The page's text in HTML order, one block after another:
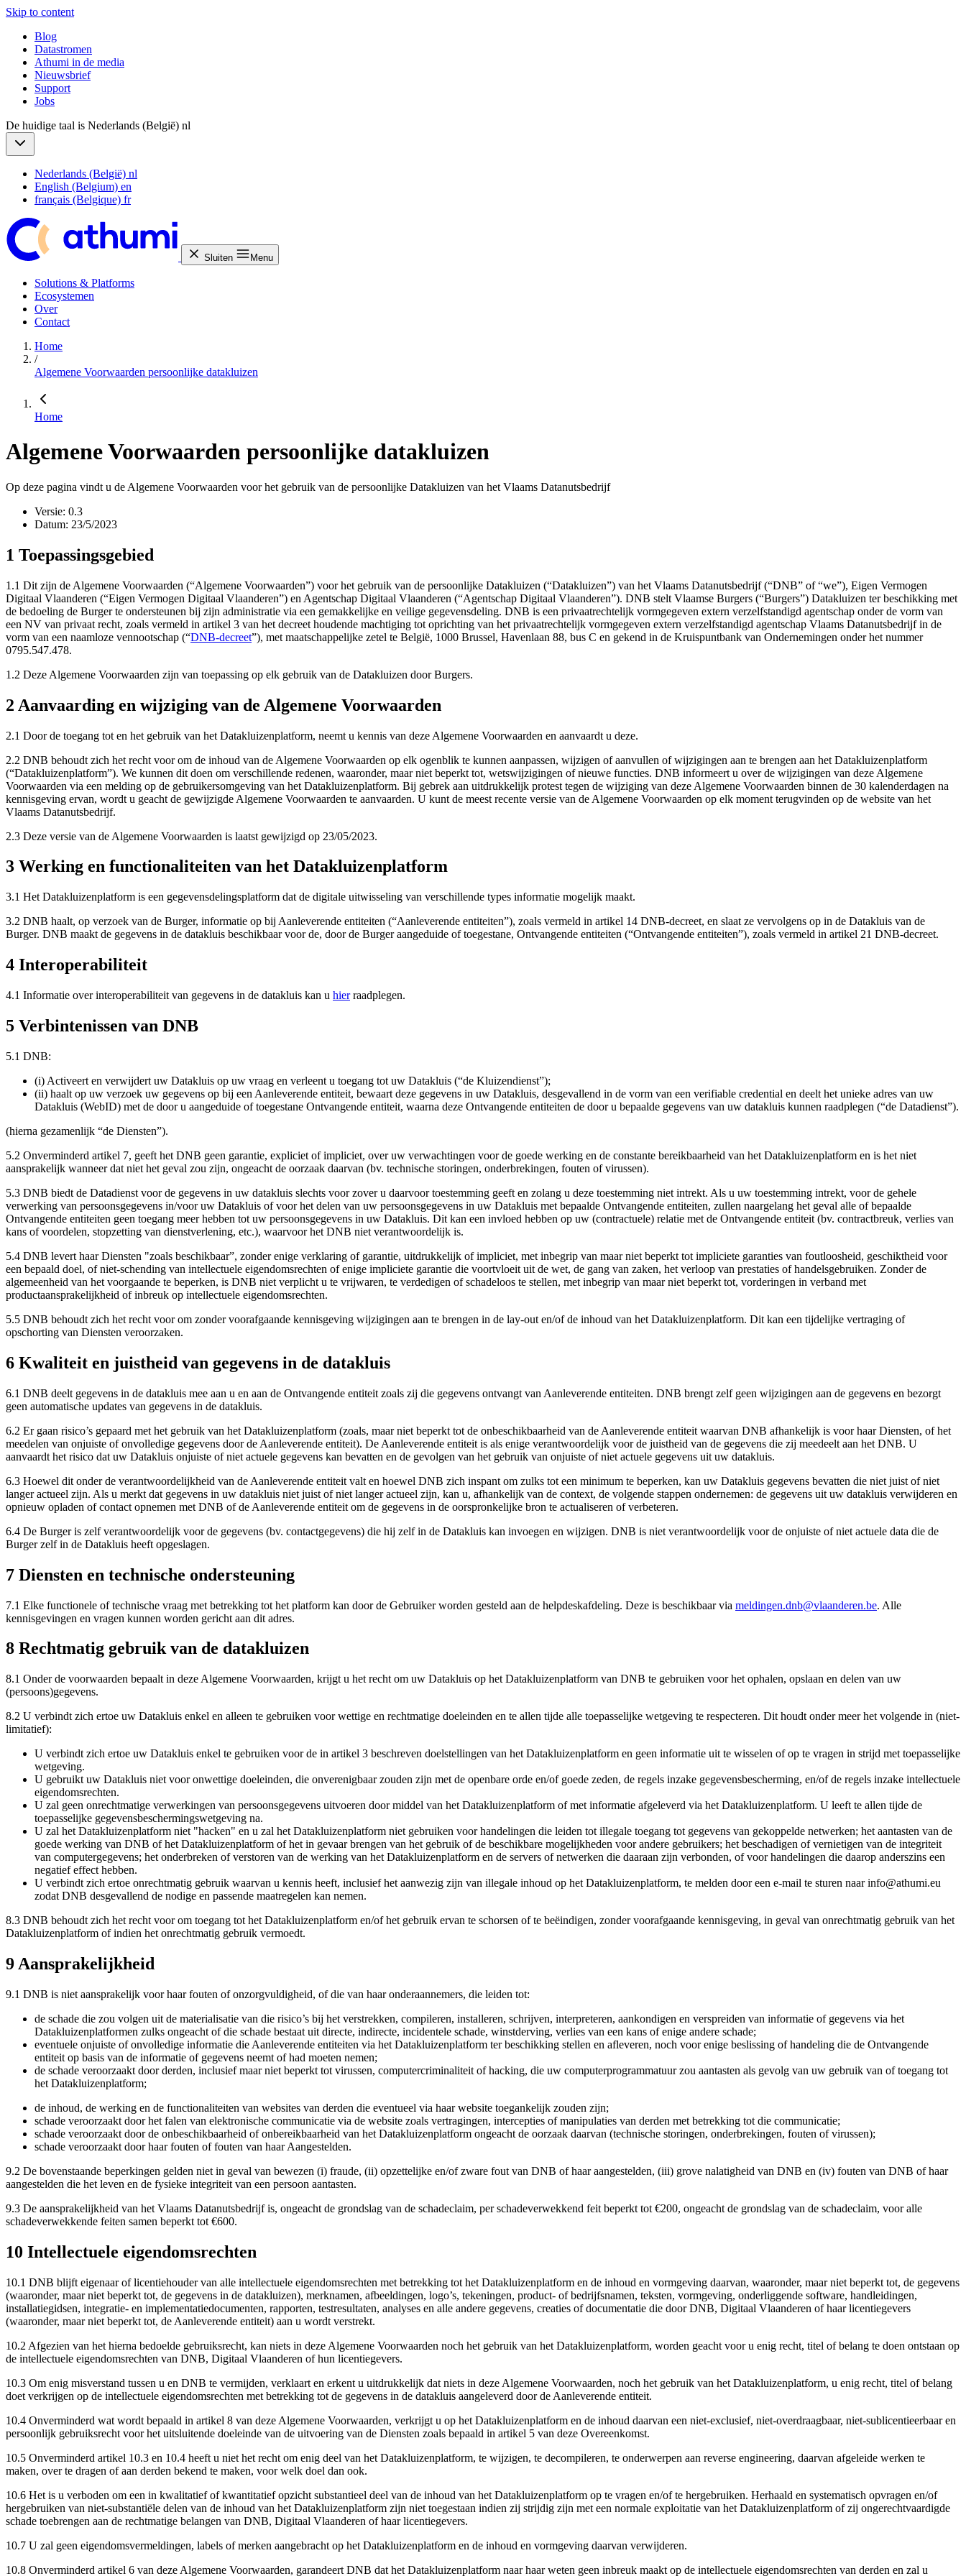
Skip to content
Blog
Datastromen
Athumi in de media
Nieuwsbrief
Support
Jobs
De huidige taal is Nederlands (België) nl
Nederlands (België) nl
English (Belgium) en
français (Belgique) fr
Sluiten Menu
Solutions & Platforms
Ecosystemen
Over
Contact
Home
/
Algemene Voorwaarden persoonlijke datakluizen
Home
Algemene Voorwaarden persoonlijke datakluizen
Op deze pagina vindt u de Algemene Voorwaarden voor het gebruik van de persoonlijke Datakluizen van het Vlaams Datanutsbedrijf
Versie: 0.3
Datum: 23/5/2023
1 Toepassingsgebied
1.1 Dit zijn de Algemene Voorwaarden (“Algemene Voorwaarden”) voor het gebruik van de persoonlijke Datakluizen (“Datakluizen”) van het Vlaams Datanutsbedrijf (“DNB” of “we”), Eigen Vermogen
Digitaal Vlaanderen (“Eigen Vermogen Digitaal Vlaanderen”) en Agentschap Digitaal Vlaanderen (“Agentschap Digitaal Vlaanderen”). DNB stelt Vlaamse Burgers (“Burgers”) Datakluizen ter beschikking met
de bedoeling de Burger te ondersteunen bij zijn administratie via een gemakkelijke en veilige gegevensdeling. DNB is een privaatrechtelijk vormgegeven extern verzelfstandigd agentschap onder de vorm van
een NV van privaat recht, zoals vermeld in artikel 3 van het decreet houdende machtiging tot oprichting van het privaatrechtelijk vormgegeven extern verzelfstandigd agentschap Vlaams Datanutsbedrijf in de
vorm van een naamloze vennootschap (“DNB-decreet”), met maatschappelijke zetel te België, 1000 Brussel, Havenlaan 88, bus C en gekend in de Kruispuntbank van Ondernemingen onder het nummer
0795.547.478.
1.2 Deze Algemene Voorwaarden zijn van toepassing op elk gebruik van de Datakluizen door Burgers.
2 Aanvaarding en wijziging van de Algemene Voorwaarden
2.1 Door de toegang tot en het gebruik van het Datakluizenplatform, neemt u kennis van deze Algemene Voorwaarden en aanvaardt u deze.
2.2 DNB behoudt zich het recht voor om de inhoud van de Algemene Voorwaarden op elk ogenblik te kunnen aanpassen, wijzigen of aanvullen of wijzigingen aan te brengen aan het Datakluizenplatform
(“Datakluizenplatform”). We kunnen dit doen om verschillende redenen, waaronder, maar niet beperkt tot, wetswijzigingen of nieuwe functies. DNB informeert u over de wijzigingen van deze Algemene
Voorwaarden via een melding op de gebruikersomgeving van het Datakluizenplatform. Bij gebrek aan uitdrukkelijk protest tegen de wijziging van deze Algemene Voorwaarden binnen de 30 kalenderdagen na
kennisgeving ervan, wordt u geacht de gewijzigde Algemene Voorwaarden te aanvaarden. U kunt de meest recente versie van de Algemene Voorwaarden op elk moment terugvinden op de website van het
Vlaams Datanutsbedrijf.
2.3 Deze versie van de Algemene Voorwaarden is laatst gewijzigd op 23/05/2023.
3 Werking en functionaliteiten van het Datakluizenplatform
3.1 Het Datakluizenplatform is een gegevensdelingsplatform dat de digitale uitwisseling van verschillende types informatie mogelijk maakt.
3.2 DNB haalt, op verzoek van de Burger, informatie op bij Aanleverende entiteiten (“Aanleverende entiteiten”), zoals vermeld in artikel 14 DNB-decreet, en slaat ze vervolgens op in de Datakluis van de
Burger. DNB maakt de gegevens in de datakluis beschikbaar voor de, door de Burger aangeduide of toegestane, Ontvangende entiteiten (“Ontvangende entiteiten”), zoals vermeld in artikel 21 DNB-decreet.
4 Interoperabiliteit
4.1 Informatie over interoperabiliteit van gegevens in de datakluis kan u hierraadplegen.
5 Verbintenissen van DNB
5.1 DNB:
(i) Activeert en verwijdert uw Datakluis op uw vraag en verleent u toegang tot uw Datakluis (“de Kluizendienst”);
(ii) haalt op uw verzoek uw gegevens op bij een Aanleverende entiteit, bewaart deze gegevens in uw Datakluis, desgevallend in de vorm van een verifiable credential en deelt het unieke adres van uw
Datakluis (WebID) met de door u aangeduide of toegestane Ontvangende entiteit, waarna deze Ontvangende entiteiten de door u bepaalde gegevens van uw datakluis kunnen raadplegen (“de Datadienst”).
(hierna gezamenlijk “de Diensten”).
5.2 Onverminderd artikel 7, geeft het DNB geen garantie, expliciet of impliciet, over uw verwachtingen voor de goede werking en de constante bereikbaarheid van het Datakluizenplatform en is het niet
aansprakelijk wanneer dat niet het geval zou zijn, ongeacht de oorzaak daarvan (bv. technische storingen, onderbrekingen, fouten of virussen).
5.3 DNB biedt de Datadienst voor de gegevens in uw datakluis slechts voor zover u daarvoor toestemming geeft en zolang u deze toestemming niet intrekt. Als u uw toestemming intrekt, voor de gehele
verwerking van persoonsgegevens in/voor uw Datakluis of voor het delen van uw persoonsgegevens in uw Datakluis met bepaalde Ontvangende entiteiten, zullen naargelang het geval alle of bepaalde
Ontvangende entiteiten geen toegang meer hebben tot uw persoonsgegevens in uw Datakluis. Dit kan een invloed hebben op uw (contractuele) relatie met de Ontvangende entiteit (bv. contractbreuk, verlies van
kans of voordelen, stopzetting van dienstverlening, etc.), waarvoor het DNB niet verantwoordelijk is.
5.4 DNB levert haar Diensten "zoals beschikbaar”, zonder enige verklaring of garantie, uitdrukkelijk of impliciet, met inbegrip van maar niet beperkt tot impliciete garanties van foutloosheid, geschiktheid voor
een bepaald doel, of niet-schending van intellectuele eigendomsrechten of enige impliciete garantie die voortvloeit uit de wet, de gang van zaken, het verloop van prestaties of handelsgebruiken. Zonder de
algemeenheid van het voorgaande te beperken, is DNB niet verplicht u te vrijwaren, te verdedigen of schadeloos te stellen, met inbegrip van maar niet beperkt tot, vorderingen in verband met
productaansprakelijkheid of inbreuk op intellectuele eigendomsrechten.
5.5 DNB behoudt zich het recht voor om zonder voorafgaande kennisgeving wijzigingen aan te brengen in de lay-out en/of de inhoud van het Datakluizenplatform. Dit kan een tijdelijke vertraging of
opschorting van Diensten veroorzaken.
6 Kwaliteit en juistheid van gegevens in de datakluis
6.1 DNB deelt gegevens in de datakluis mee aan u en aan de Ontvangende entiteit zoals zij die gegevens ontvangt van Aanleverende entiteiten. DNB brengt zelf geen wijzigingen aan de gegevens en bezorgt
geen automatische updates van gegevens in de datakluis.
6.2 Er gaan risico’s gepaard met het gebruik van het Datakluizenplatform (zoals, maar niet beperkt tot de onbeschikbaarheid van de Aanleverende entiteit waarvan DNB afhankelijk is voor haar Diensten, of het
meedelen van onjuiste of onvolledige gegevens door de Aanleverende entiteit). De Aanleverende entiteit is als enige verantwoordelijk voor de juistheid van de gegevens die zij meedeelt aan het DNB. U
aanvaardt het risico dat uw Datakluis onjuiste of niet actuele gegevens kan bevatten en de gevolgen van het gebruik van onjuiste of niet actuele gegevens uit uw datakluis.
6.3 Hoewel dit onder de verantwoordelijkheid van de Aanleverende entiteit valt en hoewel DNB zich inspant om zulks tot een minimum te beperken, kan uw Datakluis gegevens bevatten die niet juist of niet
langer actueel zijn. Als u merkt dat gegevens in uw datakluis niet juist of niet langer actueel zijn, kan u, afhankelijk van de context, de volgende stappen ondernemen: de gegevens uit uw datakluis verwijderen en
opnieuw opladen of contact opnemen met DNB of de Aanleverende entiteit om de gegevens in de oorspronkelijke bron te actualiseren of verbeteren.
6.4 De Burger is zelf verantwoordelijk voor de gegevens (bv. contactgegevens) die hij zelf in de Datakluis kan invoegen en wijzigen. DNB is niet verantwoordelijk voor de onjuiste of niet actuele data die de
Burger zelf in de Datakluis heeft opgeslagen.
7 Diensten en technische ondersteuning
7.1 Elke functionele of technische vraag met betrekking tot het platform kan door de Gebruiker worden gesteld aan de helpdeskafdeling. Deze is beschikbaar via meldingen.dnb@vlaanderen.be. Alle
kennisgevingen en vragen kunnen worden gericht aan dit adres.
8 Rechtmatig gebruik van de datakluizen
8.1 Onder de voorwaarden bepaalt in deze Algemene Voorwaarden, krijgt u het recht om uw Datakluis op het Datakluizenplatform van DNB te gebruiken voor het ophalen, opslaan en delen van uw
(persoons)gegevens.
8.2 U verbindt zich ertoe uw Datakluis enkel en alleen te gebruiken voor wettige en rechtmatige doeleinden en te allen tijde alle toepasselijke wetgeving te respecteren. Dit houdt onder meer het volgende in (niet-
limitatief):
U verbindt zich ertoe uw Datakluis enkel te gebruiken voor de in artikel 3 beschreven doelstellingen van het Datakluizenplatform en geen informatie uit te wisselen of op te vragen in strijd met toepasselijke
wetgeving.
U gebruikt uw Datakluis niet voor onwettige doeleinden, die onverenigbaar zouden zijn met de openbare orde en/of goede zeden, de regels inzake gegevensbescherming, en/of de regels inzake intellectuele
eigendomsrechten.
U zal geen onrechtmatige verwerkingen van persoonsgegevens uitvoeren door middel van het Datakluizenplatform of met informatie afgeleverd via het Datakluizenplatform. U leeft te allen tijde de
toepasselijke gegevensbeschermingswetgeving na.
U zal het Datakluizenplatform niet "hacken" en u zal het Datakluizenplatform niet gebruiken voor handelingen die leiden tot illegale toegang tot gegevens van gekoppelde netwerken; het aantasten van de
goede werking van DNB of het Datakluizenplatform of het in gevaar brengen van het gebruik of de beschikbare mogelijkheden voor andere gebruikers; het beschadigen of vernietigen van de integriteit
van computergegevens; het onderbreken of verstoren van de werking van het Datakluizenplatform en de servers of netwerken die daaraan zijn verbonden, of voor handelingen die daarop anderszins een
negatief effect hebben.
U verbindt zich ertoe onrechtmatig gebruik waarvan u kennis heeft, inclusief het aanwezig zijn van illegale inhoud op het Datakluizenplatform, te melden door een e-mail te sturen naar info@athumi.eu
zodat DNB desgevallend de nodige en passende maatregelen kan nemen.
8.3 DNB behoudt zich het recht voor om toegang tot het Datakluizenplatform en/of het gebruik ervan te schorsen of te beëindigen, zonder voorafgaande kennisgeving, in geval van onrechtmatig gebruik van het
Datakluizenplatform of indien het onrechtmatig gebruik vermoedt.
9 Aansprakelijkheid
9.1 DNB is niet aansprakelijk voor haar fouten of onzorgvuldigheid, of die van haar onderaannemers, die leiden tot:
de schade die zou volgen uit de materialisatie van die risico’s bij het verstrekken, compileren, installeren, schrijven, interpreteren, aankondigen en verspreiden van informatie of gegevens via het
Datakluizenplatformen zulks ongeacht of die schade bestaat uit directe, indirecte, incidentele schade, winstderving, verlies van een kans of enige andere schade;
eventuele onjuiste of onvolledige informatie die Aanleverende entiteiten via het Datakluizenplatform ter beschikking stellen en afleveren, noch voor enige beslissing of handeling die de Ontvangende
entiteit op basis van de informatie of gegevens neemt of had moeten nemen;
de schade veroorzaakt door derden, inclusief maar niet beperkt tot virussen, computercriminaliteit of hacking, die uw computerprogrammatuur zou aantasten als gevolg van uw gebruik van of toegang tot
het Datakluizenplatform;
de inhoud, de werking en de functionaliteiten van websites van derden die eventueel via haar website toegankelijk zouden zijn;
schade veroorzaakt door het falen van elektronische communicatie via de website zoals vertragingen, intercepties of manipulaties van derden met betrekking tot die communicatie;
schade veroorzaakt door de onbeschikbaarheid of onbereikbaarheid van het Datakluizenplatform ongeacht de oorzaak daarvan (technische storingen, onderbrekingen, fouten of virussen);
schade veroorzaakt door haar fouten of fouten van haar Aangestelden.
9.2 De bovenstaande beperkingen gelden niet in geval van bewezen (i) fraude, (ii) opzettelijke en/of zware fout van DNB of haar aangestelden, (iii) grove nalatigheid van DNB en (iv) fouten van DNB of haar
aangestelden die het leven en de fysieke integriteit van een persoon aantasten.
9.3 De aansprakelijkheid van het Vlaams Datanutsbedrijf is, ongeacht de grondslag van de schadeclaim, per schadeverwekkend feit beperkt tot €200, ongeacht de grondslag van de schadeclaim, voor alle
schadeverwekkende feiten samen beperkt tot €600.
10 Intellectuele eigendomsrechten
10.1 DNB blijft eigenaar of licentiehouder van alle intellectuele eigendomsrechten met betrekking tot het Datakluizenplatform en de inhoud en vormgeving daarvan, waaronder, maar niet beperkt tot, de gegevens
(waaronder, maar niet beperkt tot, de gegevens in de datakluizen), merknamen, afbeeldingen, logo’s, tekeningen, product- of bedrijfsnamen, teksten, vormgeving, onderliggende software, handleidingen,
installatiegidsen, integratie- en implementatiedocumenten, rapporten, testresultaten, analyses en alle andere gegevens, creaties of documentatie die door DNB, Digitaal Vlaanderen of haar licentiegevers
(waaronder, maar niet beperkt tot, de Aanleverende entiteit) aan u wordt verstrekt.
10.2 Afgezien van het hierna bedoelde gebruiksrecht, kan niets in deze Algemene Voorwaarden noch het gebruik van het Datakluizenplatform, worden geacht voor u enig recht, titel of belang te doen ontstaan op
de intellectuele eigendomsrechten van DNB, Digitaal Vlaanderen of hun licentiegevers.
10.3 Om enig misverstand tussen u en DNB te vermijden, verklaart en erkent u uitdrukkelijk dat niets in deze Algemene Voorwaarden, noch het gebruik van het Datakluizenplatform, u enig recht, titel of belang
doet verkrijgen op de intellectuele eigendomsrechten met betrekking tot de gegevens in de datakluis aangeleverd door de Aanleverende entiteit.
10.4 Onverminderd wat wordt bepaald in artikel 8 van deze Algemene Voorwaarden, verkrijgt u op het Datakluizenplatform en de inhoud daarvan een niet-exclusief, niet-overdraagbaar, niet-sublicentieerbaar en
persoonlijk gebruiksrecht voor het uitsluitende doeleinde van de uitvoering van de Diensten zoals bepaald in artikel 5 van deze Overeenkomst.
10.5 Onverminderd artikel 10.3 en 10.4 heeft u niet het recht om enig deel van het Datakluizenplatform, te wijzigen, te decompileren, te onderwerpen aan reverse engineering, daarvan afgeleide werken te
maken, over te dragen of aan derden bekend te maken, voor welk doel dan ook.
10.6 Het is u verboden om een in kwalitatief of kwantitatief opzicht substantieel deel van de inhoud van het Datakluizenplatform op te vragen en/of te hergebruiken. Herhaald en systematisch opvragen en/of
hergebruiken van niet-substantiële delen van de inhoud van het Datakluizenplatform zijn niet toegestaan indien zij strijdig zijn met een normale exploitatie van het Datakluizenplatform of zij ongerechtvaardigde
schade toebrengen aan de rechtmatige belangen van DNB, Digitaal Vlaanderen of haar licentiegevers.
10.7 U zal geen eigendomsvermeldingen, labels of merken aangebracht op het Datakluizenplatform en de inhoud en vormgeving daarvan verwijderen.
10.8 Onverminderd artikel 6 van deze Algemene Voorwaarden, garandeert DNB dat het Datakluizenplatform naar haar weten geen inbreuk maakt op de intellectuele eigendomsrechten van derden en zal u